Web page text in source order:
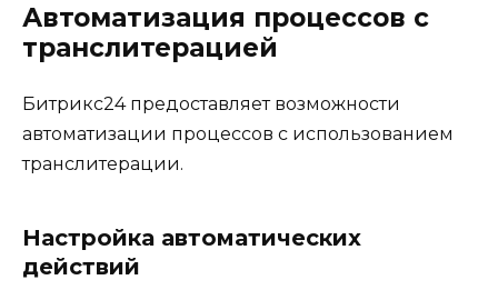
Автоматизация процессов с
транслитерацией
Битрикс24 предоставляет возможности
автоматизации процессов с использованием
транслитерации.
Настройка автоматических
действий